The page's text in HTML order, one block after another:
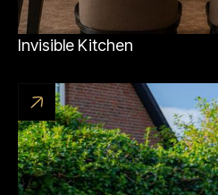
Invisible Kitchen